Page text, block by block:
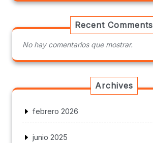
Recent Comments
No hay comentarios que mostrar.
Archives
febrero 2026
junio 2025